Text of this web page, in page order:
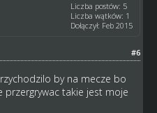
Liczba postów: 5
Liczba wątków: 1
Dołączył: Feb 2015
#6
by na mecze bo
przergrywac takie jest moje